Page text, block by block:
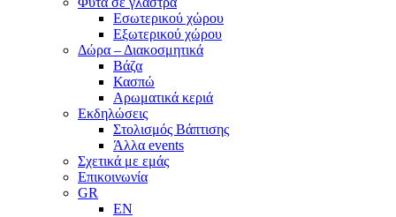
Εσωτερικού χώρου
Εξωτερικού χώρου
Δώρα – Διακοσμητικά
Βάζα
Κασπώ
Αρωματικά κεριά
Εκδηλώσεις
Στολισμός Βάπτισης
Άλλα events
Σχετικά με εμάς
Επικοινωνία
GR
EN